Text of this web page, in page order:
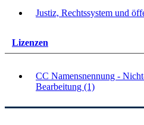
Justiz, Rechtssystem und
Lizenzen
CC Namensnennung -
Bearbeitung (1)